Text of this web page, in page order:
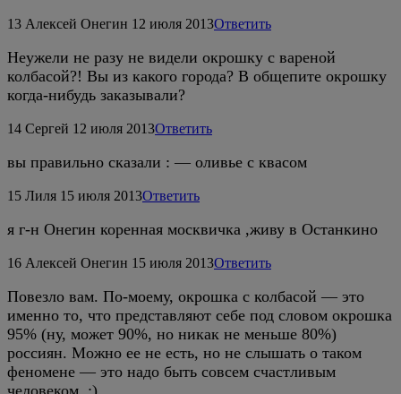
13 Алексей Онегин 12 июля 2013Ответить
Неужели не разу не видели окрошку с вареной
колбасой?! Вы из какого города? В общепите окрошку
когда-нибудь заказывали?
14 Сергей 12 июля 2013Ответить
вы правильно сказали : — оливье с квасом
15 Лиля 15 июля 2013Ответить
я г-н Онегин коренная москвичка ,живу в Останкино
16 Алексей Онегин 15 июля 2013Ответить
Повезло вам. По-моему, окрошка с колбасой — это
именно то, что представляют себе под словом окрошка
95% (ну, может 90%, но никак не меньше 80%)
россиян. Можно ее не есть, но не слышать о таком
феномене — это надо быть совсем счастливым
человеком. :)